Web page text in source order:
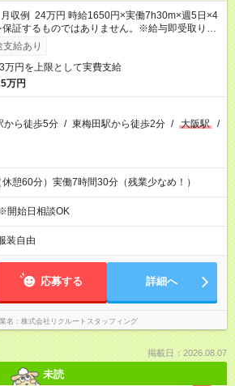
収例 24万円 時給1650円×実働7h30m×週5日×4
証するものではありません。※給与即受取りサ
利用条件有）
給あり
万円を上限として実費支給
万円
から徒歩5分 / 東梅田駅から徒歩2分 / 大阪駅
/
憩60分）実働7時間30分（残業少なめ！）
始日相談OK
装自由
応募する 詳細へ
名 株式会社リクルートスタッフィング
掲載日：2026.08.07
未読